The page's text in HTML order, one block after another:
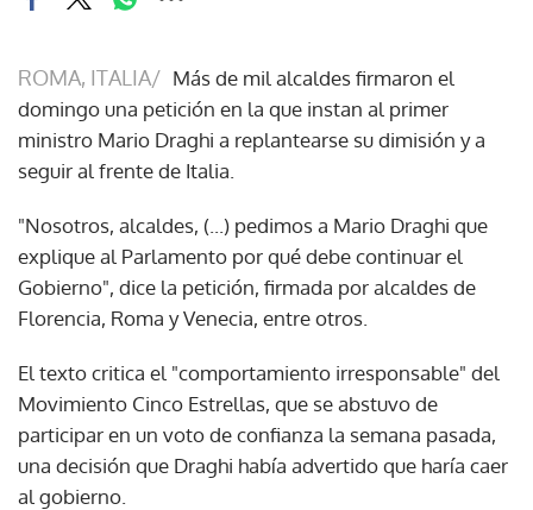
ROMA, ITALIA/ Más de mil alcaldes firmaron el
domingo una petición en la que instan al primer
ministro Mario Draghi a replantearse su dimisión y a
seguir al frente de Italia.
"Nosotros, alcaldes, (...) pedimos a Mario Draghi que
explique al Parlamento por qué debe continuar el
Gobierno", dice la petición, firmada por alcaldes de
Florencia, Roma y Venecia, entre otros.
El texto critica el "comportamiento irresponsable" del
Movimiento Cinco Estrellas, que se abstuvo de
participar en un voto de confianza la semana pasada,
una decisión que Draghi había advertido que haría caer
al gobierno.